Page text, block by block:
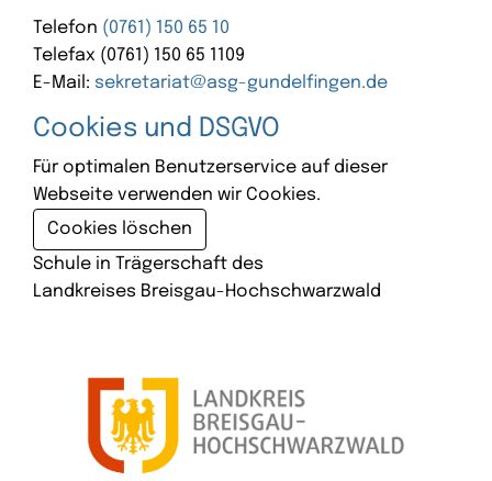
Telefon (0761) 150 65 10
Telefax (0761) 150 65 1109
E-Mail: sekretariat@asg-gundelfingen.de
Cookies und DSGVO
Für optimalen Benutzerservice auf dieser
Webseite verwenden wir Cookies.
Cookies löschen
Schule in Trägerschaft des
Landkreises Breisgau-Hochschwarzwald